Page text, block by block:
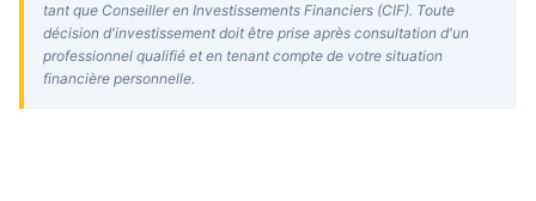
tant que Conseiller en Investissements Financiers (CIF). Toute
décision d'investissement doit être prise après consultation d'un
professionnel qualifié et en tenant compte de votre situation
financière personnelle.